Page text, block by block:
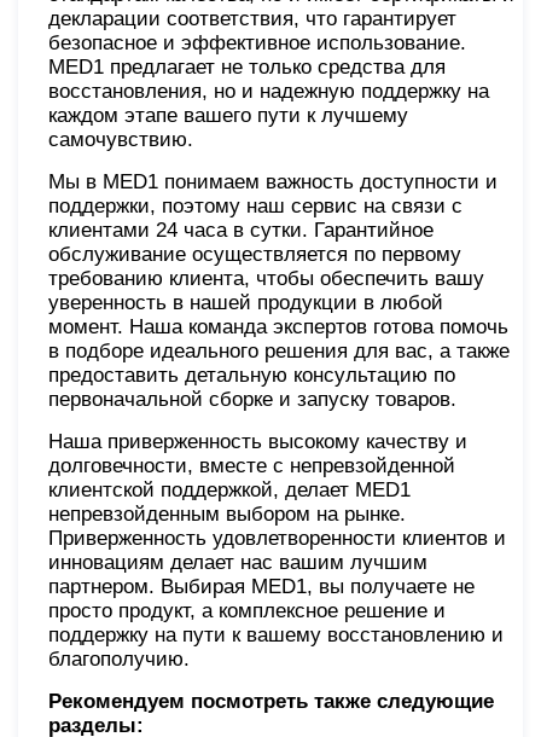
декларации соответствия, что гарантирует
безопасное и эффективное использование.
MED1 предлагает не только средства для
восстановления, но и надежную поддержку на
каждом этапе вашего пути к лучшему
самочувствию.
Мы в MED1 понимаем важность доступности и
поддержки, поэтому наш сервис на связи с
клиентами 24 часа в сутки. Гарантийное
обслуживание осуществляется по первому
требованию клиента, чтобы обеспечить вашу
уверенность в нашей продукции в любой
момент. Наша команда экспертов готова помочь
в подборе идеального решения для вас, а также
предоставить детальную консультацию по
первоначальной сборке и запуску товаров.
Наша приверженность высокому качеству и
долговечности, вместе с непревзойденной
клиентской поддержкой, делает MED1
непревзойденным выбором на рынке.
Приверженность удовлетворенности клиентов и
инновациям делает нас вашим лучшим
партнером. Выбирая MED1, вы получаете не
просто продукт, а комплексное решение и
поддержку на пути к вашему восстановлению и
благополучию.
Рекомендуем посмотреть также следующие
разделы: